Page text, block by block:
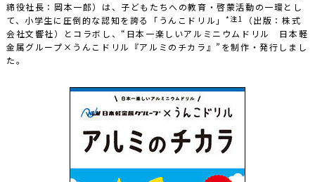
締役社長：岡本一郎）は、子どもたちへの教育・啓蒙活動の一環とし
て、小学生に圧倒的な認知を誇る「うんこドリル」 *注1
（出版：株式
会社文響社）とコラボし、“日本一楽しいアルミニウムドリル 日本軽
金属グループ×うんこドリル『アルミのチカラ』”を制作・発行しまし
た。